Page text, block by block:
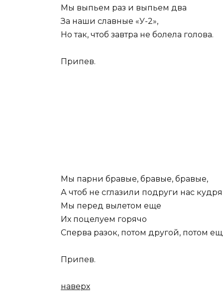
Мы выпьем раз и выпьем два
За наши славные «У-2»,
Но так, чтоб завтра не болела голова.
Припев.
Мы парни бравые, бравые, бравые,
А чтоб не сглазили подруги нас
Мы перед вылетом еще
Их поцелуем горячо
Сперва разок, потом другой, потом
Припев.
наверх